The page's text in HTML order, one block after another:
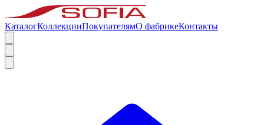
КаталогКоллекцииПокупателямО фабрикеКонтакты